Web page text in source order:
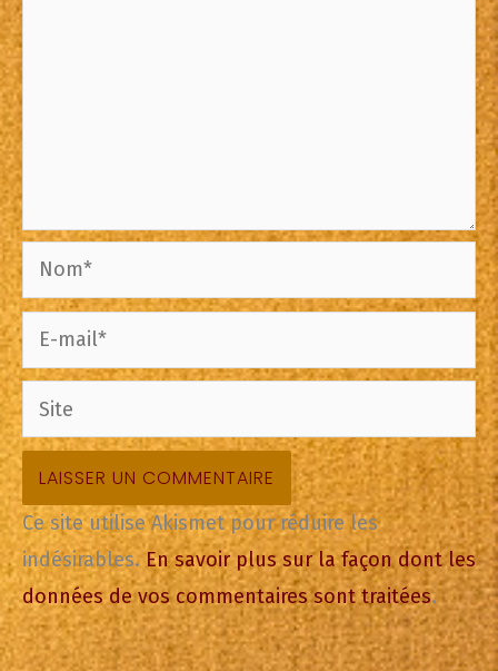
Nom*
mail*
Site
Ce site utilise Akismet pour réduire les
indésirables.En savoir plus sur la façon dont les
données de vos commentaires sont traitées.